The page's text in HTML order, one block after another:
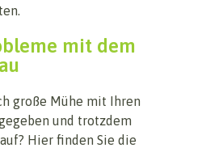
mit dem
große Mühe mit Ihren
und trotzdem
Hier finden Sie die